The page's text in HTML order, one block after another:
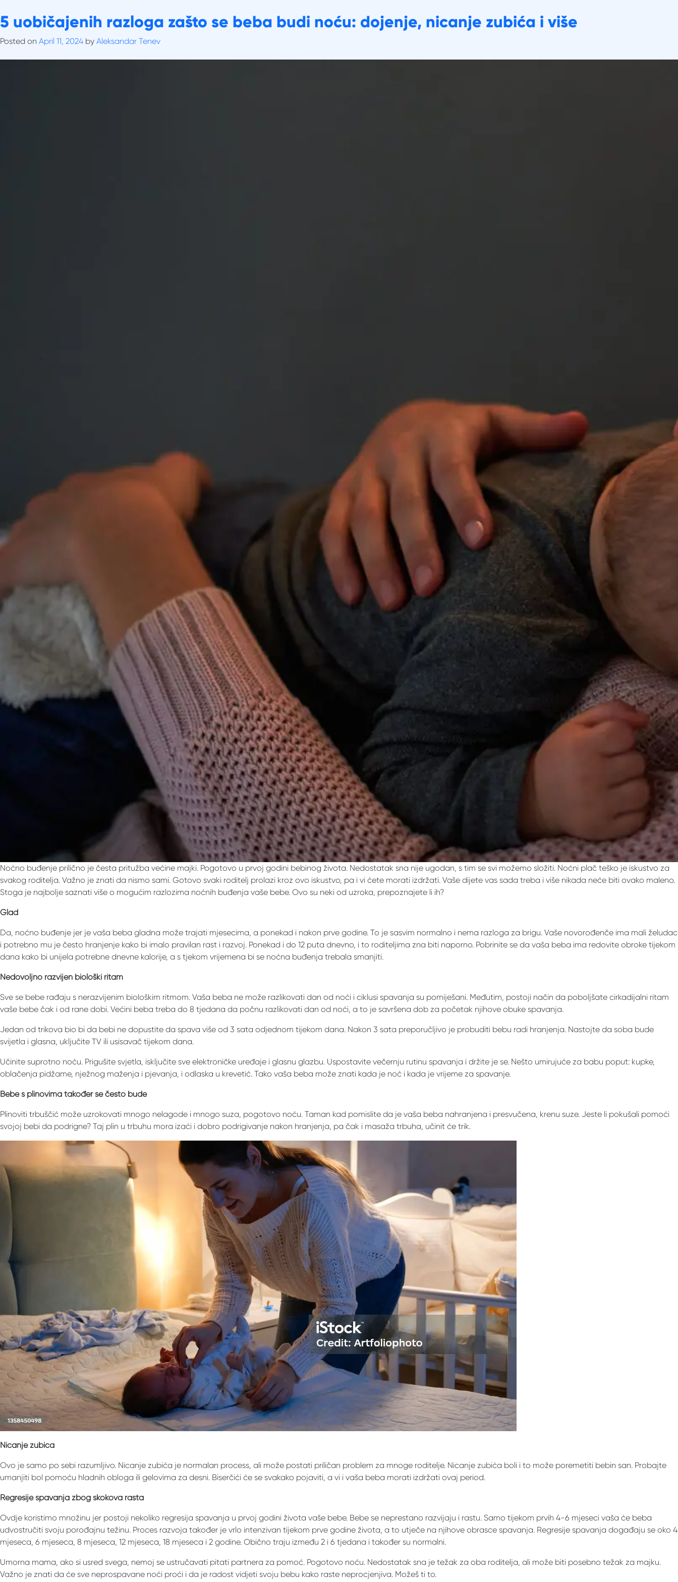
to
content
O nama Preporuke za majke Alati Korisni članci Gdje kupiti Kontaktirajte nas
Tag:nicanje zubića
5 uobičajenih razloga zašto se beba budi noću: dojenje, nicanje zubića i više
Posted on April 11, 2024 by Aleksandar Tenev
Noćno buđenje prilično je česta pritužba većine majki. Pogotovo u prvoj godini bebinog života. Nedostatak sna nije ugodan, s tim se svi možemo složiti. Noćni plač teško je iskustvo za
svakog roditelja. Važno je znati da nismo sami. Gotovo svaki roditelj prolazi kroz ovo iskustvo, pa i vi ćete morati izdržati. Vaše dijete vas sada treba i više nikada neće biti ovako maleno.
Stoga je najbolje saznati više o mogućim razlozima noćnih buđenja vaše bebe. Ovo su neki od uzroka, prepoznajete li ih?
Glad
Da, noćno buđenje jer je vaša beba gladna može trajati mjesecima, a ponekad i nakon prve godine. To je sasvim normalno i nema razloga za brigu. Vaše novorođenče ima mali želudac
i potrebno mu je često hranjenje kako bi imalo pravilan rast i razvoj. Ponekad i do 12 puta dnevno, i to roditeljima zna biti naporno. Pobrinite se da vaša beba ima redovite obroke tijekom
dana kako bi unijela potrebne dnevne kalorije, a s tjekom vrijemena bi se noćna buđenja trebala smanjiti.
Nedovoljno razvijen biološki ritam
Sve se bebe rađaju s nerazvijenim biološkim ritmom. Vaša beba ne može razlikovati dan od noći i ciklusi spavanja su pomiješani. Međutim, postoji način da poboljšate cirkadijalni ritam
vaše bebe čak i od rane dobi. Većini beba treba do 8 tjedana da počnu razlikovati dan od noći, a to je savršena dob za početak njihove obuke spavanja.
Jedan od trikova bio bi da bebi ne dopustite da spava više od 3 sata odjednom tijekom dana. Nakon 3 sata preporučljivo je probuditi bebu radi hranjenja. Nastojte da soba bude
svijetla i glasna, uključite TV ili usisavač tijekom dana.
Učinite suprotno noću. Prigušite svjetla, isključite sve elektroničke uređaje i glasnu glazbu. Uspostavite večernju rutinu spavanja i držite je se. Nešto umirujuće za babu poput: kupke,
oblačenja pidžame, nježnog maženja i pjevanja, i odlaska u krevetić. Tako vaša beba može znati kada je noć i kada je vrijeme za spavanje.
Bebe s plinovima također se često bude
Plinoviti trbuščić može uzrokovati mnogo nelagode i mnogo suza, pogotovo noću. Taman kad pomislite da je vaša beba nahranjena i presvučena, krenu suze. Jeste li pokušali pomoći
svojoj bebi da podrigne? Taj plin u trbuhu mora izaći i dobro podrigivanje nakon hranjenja, pa čak i masaža trbuha, učinit će trik.
Nicanje zubića
Ovo je samo po sebi razumljivo. Nicanje zubića je normalan process, ali može postati priličan problem za mnoge roditelje. Nicanje zubića boli i to može poremetiti bebin san. Probajte
umanjiti bol pomoću hladnih obloga ili gelovima za desni. Biserčići će se svakako pojaviti, a vi i vaša beba morati izdržati ovaj period.
Regresije spavanja zbog skokova rasta
Ovdje koristimo množinu jer postoji nekoliko regresija spavanja u prvoj godini života vaše bebe. Bebe se neprestano razvijaju i rastu. Samo tijekom prvih 4-6 mjeseci vaša će beba
udvostručiti svoju porođajnu težinu. Proces razvoja također je vrlo intenzivan tijekom prve godine života, a to utječe na njihove obrasce spavanja. Regresije spavanja događaju se oko 4
mjeseca, 6 mjeseca, 8 mjeseca, 12 mjeseca, 18 mjeseca i 2 godine. Obično traju između 2 i 6 tjedana i također su normalni.
Umorna mama, ako si usred svega, nemoj se ustručavati pitati partnera za pomoć. Pogotovo noću. Nedostatak sna je težak za oba roditelja, ali može biti posebno težak za majku.
Važno je znati da će sve neprospavane noći proći i da je radost vidjeti svoju bebu kako raste neprocjenjiva. Možeš ti to.